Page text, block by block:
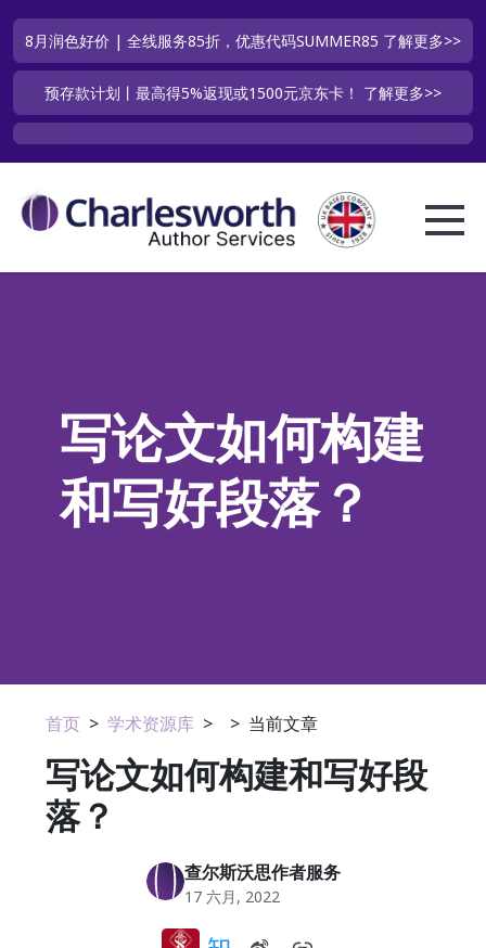
8月润色好价 | 全线服务85折，优惠代码SUMMER85 了解更多>>
预存款计划丨最高得5%返现或1500元京东卡！ 了解更多>>
写论文如何构建
和写好段落？
首页 > 学术资源库 > > 当前文章
写论文如何构建和写好段
落？
查尔斯沃思作者服务
17 六月, 2022